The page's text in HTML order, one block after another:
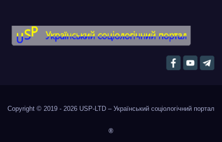
Copyright © 2019 - 2026 USP-LTD – Український соціологічний портал
®